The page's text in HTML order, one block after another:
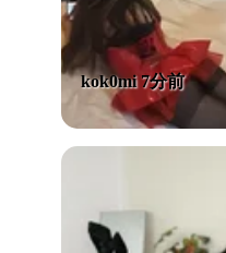
kok0mi 7分前